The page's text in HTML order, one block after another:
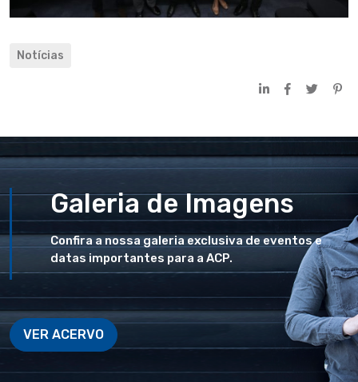
Notícias
Galeria de Imagens
Confira a nossa galeria exclusiva de eventos e
datas importantes para a ACP.
VER ACERVO